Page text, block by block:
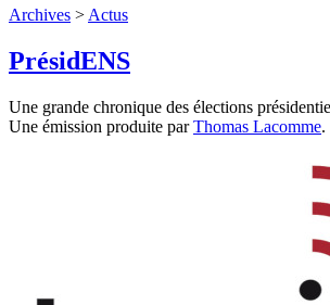
Archives > Actus
PrésidENS
Une grande chronique des élections
Une émission produite parThomas Lacomme.